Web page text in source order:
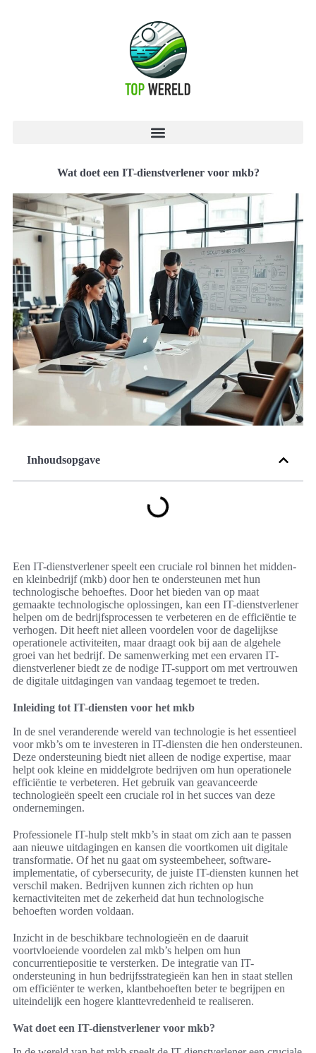
Wat doet een IT-dienstverlener voor mkb?
Inhoudsopgave
Een IT-dienstverlener speelt een cruciale rol binnen het midden-
en kleinbedrijf (mkb) door hen te ondersteunen met hun
technologische behoeftes. Door het bieden van op maat
gemaakte technologische oplossingen, kan een IT-dienstverlener
helpen om de bedrijfsprocessen te verbeteren en de efficiëntie te
verhogen. Dit heeft niet alleen voordelen voor de dagelijkse
operationele activiteiten, maar draagt ook bij aan de algehele
groei van het bedrijf. De samenwerking met een ervaren IT-
dienstverlener biedt ze de nodige IT-support om met vertrouwen
de digitale uitdagingen van vandaag tegemoet te treden.
Inleiding tot IT-diensten voor het mkb
In de snel veranderende wereld van technologie is het essentieel
voor mkb’s om te investeren in IT-diensten die hen ondersteunen.
Deze ondersteuning biedt niet alleen de nodige expertise, maar
helpt ook kleine en middelgrote bedrijven om hun operationele
efficiëntie te verbeteren. Het gebruik van geavanceerde
technologieën speelt een cruciale rol in het succes van deze
ondernemingen.
Professionele IT-hulp stelt mkb’s in staat om zich aan te passen
aan nieuwe uitdagingen en kansen die voortkomen uit digitale
transformatie. Of het nu gaat om systeembeheer, software-
implementatie, of cybersecurity, de juiste IT-diensten kunnen het
verschil maken. Bedrijven kunnen zich richten op hun
kernactiviteiten met de zekerheid dat hun technologische
behoeften worden voldaan.
Inzicht in de beschikbare technologieën en de daaruit
voortvloeiende voordelen zal mkb’s helpen om hun
concurrentiepositie te versterken. De integratie van IT-
ondersteuning in hun bedrijfsstrategieën kan hen in staat stellen
om efficiënter te werken, klantbehoeften beter te begrijpen en
uiteindelijk een hogere klanttevredenheid te realiseren.
Wat doet een IT-dienstverlener voor mkb?